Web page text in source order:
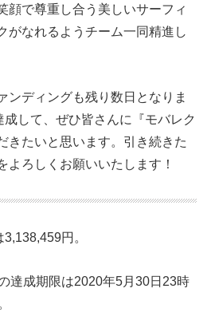
顔で尊重し合う美しいサーフィ
がなれるようチーム一同精進し
ンディングも残り数日となりま
して、ぜひ皆さんに『モバレク
きたいと思います。引き続きた
よろしくお願いいたします！
円。
達成期限は2020年5月30日23時